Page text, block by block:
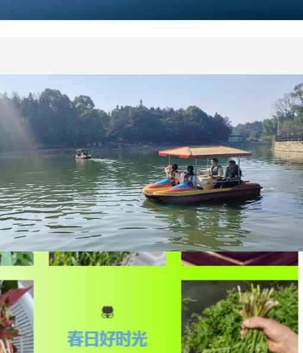
赴一场春日之约：踏春·赏春·食春
春风拂过枝头，万物悄悄苏醒， 枝头抽新芽，山野开繁
花， 人间最美的春色，都藏在这三月的风里。 走出家
门，踏春而行， 看漫山绿意...
3-6月野菜季，山庄鲜野菜，现挖
现吃更有味！